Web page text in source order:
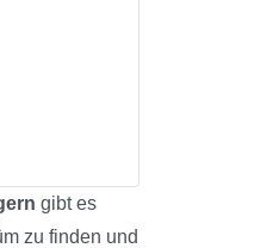
gibt es
zu finden und